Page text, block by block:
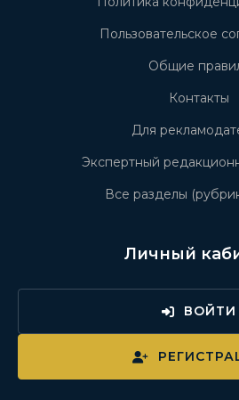
Пользовательское
Общие
Контакты
Для
Экспертный
Все разделы
Личный
ВОЙТИ